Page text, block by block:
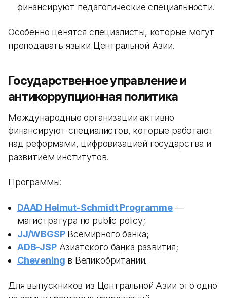
финансируют педагогические специальности.
Особенно ценятся специалисты, которые могут
преподавать языки Центральной Азии.
Государственное управление и
антикоррупционная политика
Международные организации активно
финансируют специалистов, которые работают
над реформами, цифровизацией государства и
развитием институтов.
Программы:
DAAD Helmut-Schmidt Programme—
магистратура по public policy;
JJ/WBGSP Всемирного банка;
ADB-JSPАзиатского банка развития;
Chevening в Великобритании.
Для выпускников из Центральной Азии это одно